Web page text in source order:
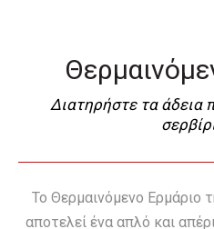
Διατηρήστε τα άδεια
Το Θερμαινόμενο
αποτελεί ένα απλό και